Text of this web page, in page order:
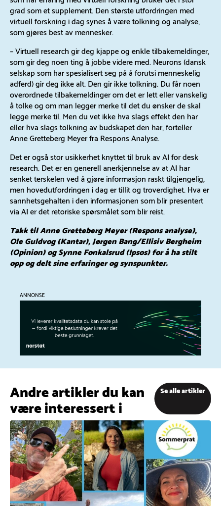
grad som et supplement. Den største utfordringen med
virtuell forskning i dag synes å være tolkning og analyse,
som gjøres best av mennesker.
– Virtuell research gir deg kjappe og enkle tilbakemeldinger,
som gir deg noen ting å jobbe videre med. Neurons (dansk
selskap som har spesialisert seg på å forutsi menneskelig
adferd) gir deg ikke alt. Den gir ikke tolkning. Du får noen
overordnede tilbakemeldinger om det er lett eller vanskelig
å tolke og om man legger merke til det du ønsker de skal
legge merke til. Men du vet ikke hva slags effekt den har
eller hva slags tolkning av budskapet den har, forteller
Anne Gretteberg Meyer fra Respons Analyse.
Det er også stor usikkerhet knyttet til bruk av AI for desk
research. Det er en generell anerkjennelse av at AI har
senket terskelen ved å gjøre informasjon raskt tilgjengelig,
men hovedutfordringen i dag er tillit og troverdighet. Hva er
sannhetsgehalten i den informasjonen som blir presentert
via AI er det retoriske spørsmålet som blir reist.
Takk til Anne Gretteberg Meyer (Respons analyse),
Ole Guldvog (Kantar), Jørgen Bang/Ellisiv Bergheim
(Opinion) og Synne Fonkalsrud (Ipsos) for å ha stilt
opp og delt sine erfaringer og synspunkter.
ANNONSE
Andre artikler du kan
være interessert i
Se alle artikler